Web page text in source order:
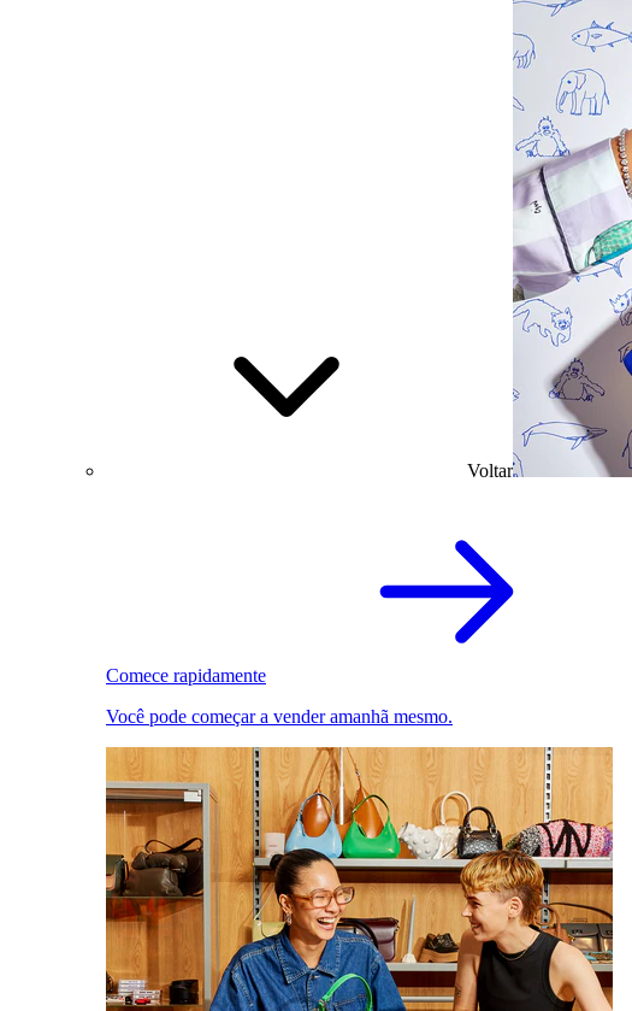
Voltar
Comece rapidamente
Você pode começar a vender amanhã mesmo.